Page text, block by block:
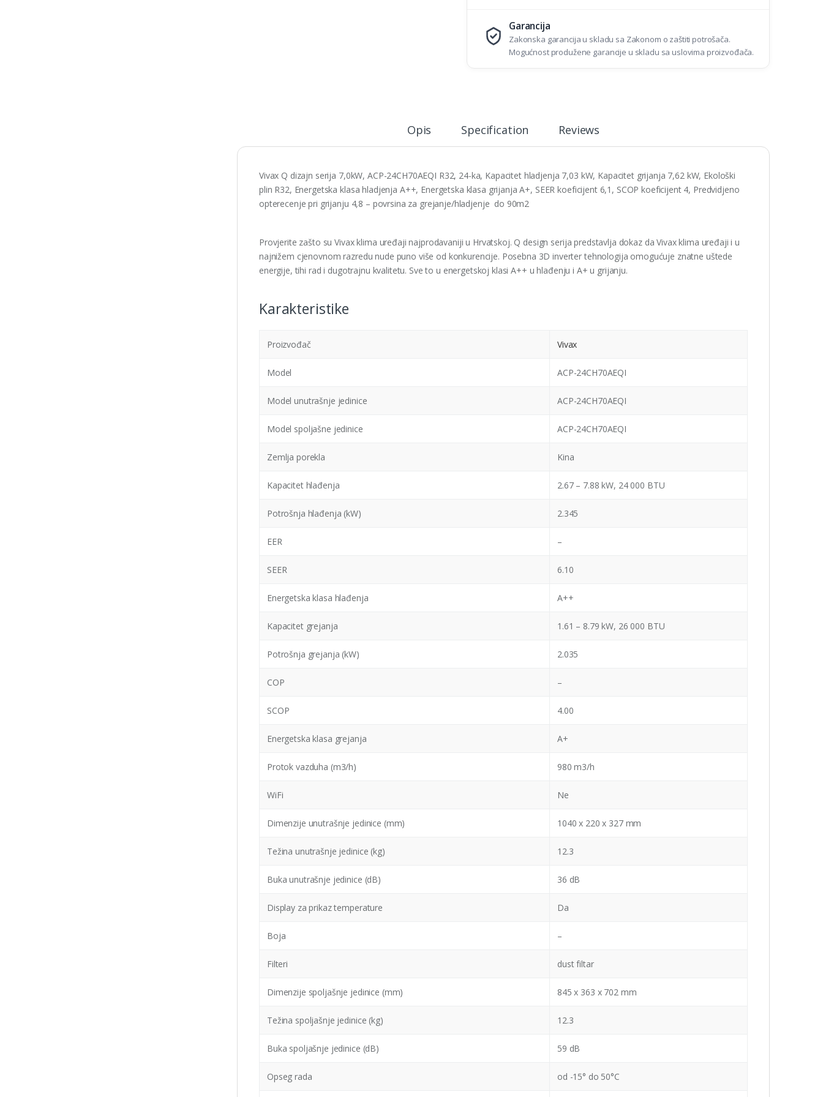
Garancija
Zakonska garancija u skladu sa Zakonom o zaštiti potrošača.
Mogućnost produžene garancije u skladu sa uslovima proizvođača.
Opis Specification Reviews
Vivax Q dizajn serija 7,0kW, ACP-24CH70AEQI R32, 24-ka, Kapacitet hladjenja 7,03 kW, Kapacitet grijanja 7,62 kW, Ekološki
plin R32, Energetska klasa hladjenja A++, Energetska klasa grijanja A+, SEER koeficijent 6,1, SCOP koeficijent 4, Predvidjeno
opterecenje pri grijanju 4,8 – povrsina za grejanje/hladjenje do 90m2
Provjerite zašto su Vivax klima uređaji najprodavaniji u Hrvatskoj. Q design serija predstavlja dokaz da Vivax klima uređaji i u
najnižem cjenovnom razredu nude puno više od konkurencije. Posebna 3D inverter tehnologija omogućuje znatne uštede
energije, tihi rad i dugotrajnu kvalitetu. Sve to u energetskoj klasi A++ u hlađenju i A+ u grijanju.
Karakteristike
Proizvođač Vivax
Model ACP-24CH70AEQI
Model unutrašnje jedinice ACP-24CH70AEQI
Model spoljašne jedinice ACP-24CH70AEQI
Zemlja porekla Kina
Kapacitet hlađenja 2.67 – 7.88 kW, 24 000 BTU
Potrošnja hlađenja (kW) 2.345
EER –
SEER 6.10
Energetska klasa hlađenja A++
Kapacitet grejanja 1.61 – 8.79 kW, 26 000 BTU
Potrošnja grejanja (kW) 2.035
COP –
SCOP 4.00
Energetska klasa grejanja A+
Protok vazduha (m3/h) 980 m3/h
WiFi Ne
Dimenzije unutrašnje jedinice (mm) 1040 x 220 x 327 mm
Težina unutrašnje jedinice (kg) 12.3
Buka unutrašnje jedinice (dB) 36 dB
Display za prikaz temperature Da
Boja –
Filteri dust filtar
Dimenzije spoljašnje jedinice (mm) 845 x 363 x 702 mm
Težina spoljašnje jedinice (kg) 12.3
Buka spoljašnje jedinice (dB) 59 dB
Opseg rada od -15° do 50°C